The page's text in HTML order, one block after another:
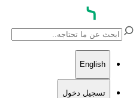
English
تسجيل دخول